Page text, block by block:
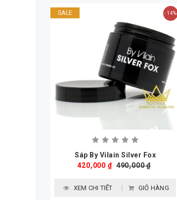
SALE
Sáp By Vilain Silver Fox
420,000 ₫ 490,000 ₫
- 14%
XEM CHI TIẾT GIỎ HÀNG